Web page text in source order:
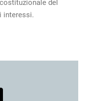
del
interessi.